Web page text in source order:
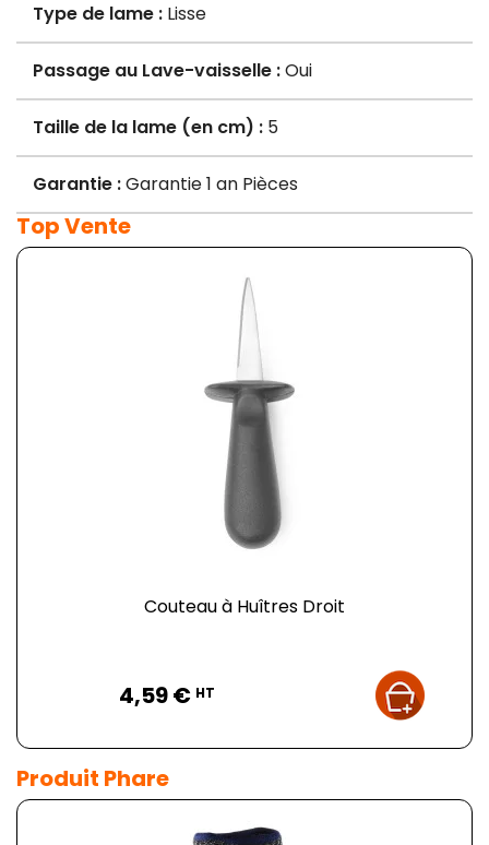
Type de lame : Lisse
Passage au Lave-vaisselle :Oui
Taille de la lame (en cm) : 5
Garantie :Garantie 1 an Pièces
Top Vente
Couteau à Huîtres Droit
4,59 € HT
Produit Phare